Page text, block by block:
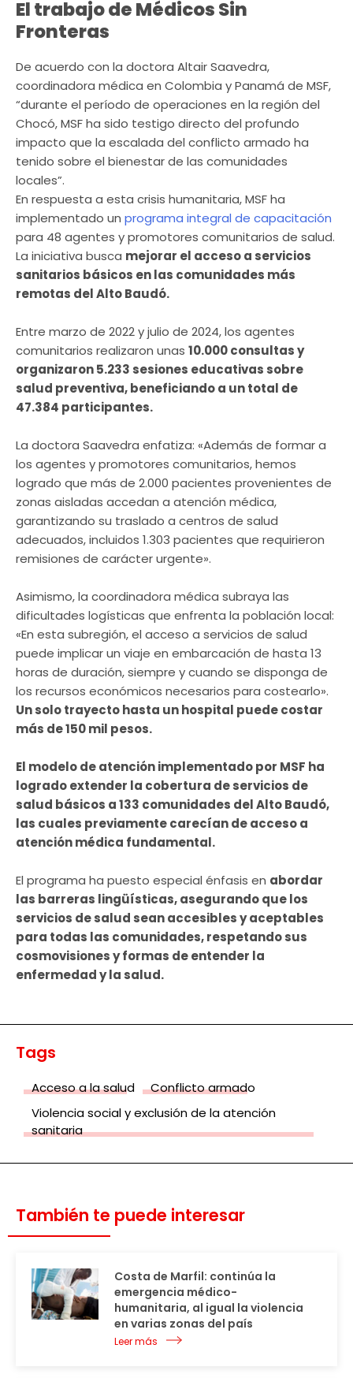
El trabajo de Médicos Sin
Fronteras
De acuerdo con la doctora Altair Saavedra,
coordinadora médica en Colombia y Panamá de MSF,
“durante el período de operaciones en la región del
Chocó, MSF ha sido testigo directo del profundo
impacto que la escalada del conflicto armado ha
tenido sobre el bienestar de las comunidades
locales”.
En respuesta a esta crisis humanitaria, MSF ha
implementado un programa integral de capacitación
para 48 agentes y promotores comunitarios de salud.
La iniciativa busca mejorar el acceso a servicios
sanitarios básicos en las comunidades más
remotas del Alto Baudó.
Entre marzo de 2022 y julio de 2024, los agentes
comunitarios realizaron unas 10.000 consultas y
organizaron 5.233 sesiones educativas sobre
salud preventiva, beneficiando a un total de
47.384 participantes.
La doctora Saavedra enfatiza: «Además de formar a
los agentes y promotores comunitarios, hemos
logrado que más de 2.000 pacientes provenientes de
zonas aisladas accedan a atención médica,
garantizando su traslado a centros de salud
adecuados, incluidos 1.303 pacientes que requirieron
remisiones de carácter urgente».
Asimismo, la coordinadora médica subraya las
dificultades logísticas que enfrenta la población local:
«En esta subregión, el acceso a servicios de salud
puede implicar un viaje en embarcación de hasta 13
horas de duración, siempre y cuando se disponga de
los recursos económicos necesarios para costearlo».
Un solo trayecto hasta un hospital puede costar
más de 150 mil pesos.
El modelo de atención implementado por MSF ha
logrado extender la cobertura de servicios de
salud básicos a 133 comunidades del Alto Baudó,
las cuales previamente carecían de acceso a
atención médica fundamental.
El programa ha puesto especial énfasis en abordar
las barreras lingüísticas, asegurando que los
servicios de salud sean accesibles y aceptables
para todas las comunidades, respetando sus
cosmovisiones y formas de entender la
enfermedad y la salud.
Tags
Acceso a la salud
Conflicto armado
Violencia social y exclusión de la atención
sanitaria
También te puede interesar
Costa de Marfil: continúa la
emergencia médico-
humanitaria, al igual la violencia
en varias zonas del país
Leer más